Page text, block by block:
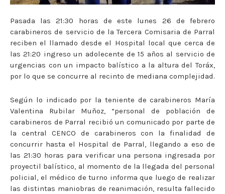
Pasada las 21:30 horas de este lunes 26 de febrero
carabineros de servicio de la Tercera Comisaria de Parral
reciben el llamado desde el Hospital local que cerca de
las 21:20 ingreso un adolecente de 15 años al servicio de
urgencias con un impacto balístico a la altura del Toráx,
por lo que se concurre al recinto de mediana complejidad.
Según lo indicado por la teniente de carabineros María
Valentina Rubilar Muñoz, “personal de población de
carabineros de Parral recibió un comunicado por parte de
la central CENCO de carabineros con la finalidad de
concurrir hasta el Hospital de Parral, llegando a eso de
las 21:30 horas para verificar una persona ingresada por
proyectil balístico, al momento de la llegada del personal
policial, el médico de turno informa que luego de realizar
las distintas maniobras de reanimación, resulta fallecido